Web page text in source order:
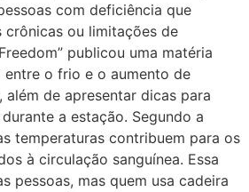
com deficiência que
ou limitações de
publicou uma matéria
o frio e o aumento de
de apresentar dicas para
a estação. Segundo a
temperaturas contribuem para os
à circulação sanguínea. Essa
pessoas, mas quem usa cadeira